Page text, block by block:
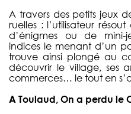
A travers des petits jeux
ruelles : l’utilisateur
d’énigmes ou de mini-
indices le menant d’un
trouve ainsi plongé au
découvrir le village, ses
commerces… le tout en
A Toulaud, On a perdu le